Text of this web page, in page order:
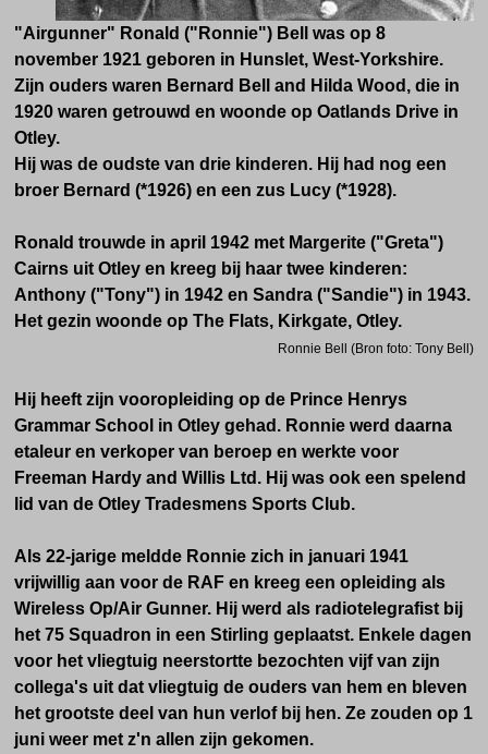
"Airgunner" Ronald ("Ronnie") Bell was op 8
november 1921 geboren in Hunslet, West-Yorkshire.
Zijn ouders waren Bernard Bell and Hilda Wood, die in
1920 waren getrouwd en woonde op Oatlands Drive in
Otley.
Hij was de oudste van drie kinderen. Hij had nog een
broer Bernard (*1926) en een zus Lucy (*1928).
Ronald trouwde in april 1942 met Margerite ("Greta")
Cairns uit Otley en kreeg bij haar twee kinderen:
Anthony ("Tony") in 1942 en Sandra ("Sandie") in 1943.
Het gezin woonde op The Flats, Kirkgate, Otley.
Ronnie Bell (Bron foto: Tony Bell)
Hij heeft zijn vooropleiding op de Prince Henrys
Grammar School in Otley gehad. Ronnie werd daarna
etaleur en verkoper van beroep en werkte voor
Freeman Hardy and Willis Ltd. Hij was ook een spelend
lid van de Otley Tradesmens Sports Club.
Als 22-jarige meldde Ronnie zich in januari 1941
vrijwillig aan voor de RAF en kreeg een opleiding als
Wireless Op/Air Gunner. Hij werd als radiotelegrafist bij
het 75 Squadron in een Stirling geplaatst. Enkele dagen
voor het vliegtuig neerstortte bezochten vijf van zijn
collega's uit dat vliegtuig de ouders van hem en bleven
het grootste deel van hun verlof bij hen. Ze zouden op 1
juni weer met z'n allen zijn gekomen.